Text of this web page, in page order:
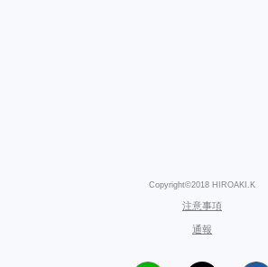
Copyright©2018 HIROAKI.K
注意事項
通報